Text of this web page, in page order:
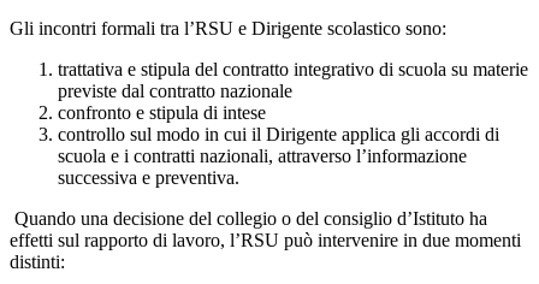
Gli incontri formali tra l’RSU e Dirigente scolastico sono:
trattativa e stipula del contratto integrativo di scuola su materie
previste dal contratto nazionale
confronto e stipula di intese
controllo sul modo in cui il Dirigente applica gli accordi di
scuola e i contratti nazionali, attraverso l’informazione
successiva e preventiva.
Quando una decisione del collegio o del consiglio d’Istituto ha
effetti sul rapporto di lavoro, l’RSU può intervenire in due momenti
distinti: